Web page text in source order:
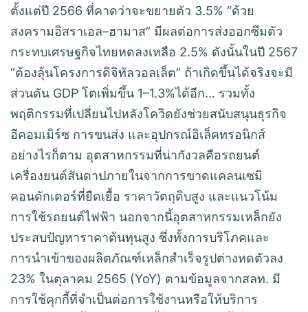
ตั้งแต่ปี 2566 ที่คาดว่าจะขยายตัว 3.5% “ด้วย
สงครามอิสราเอล–ฮามาส” มีผลต่อการส่งออกซึมตัว
กระทบเศรษฐกิจไทยหดลงเหลือ 2.5% ดังนั้นในปี 2567
“ต้องลุ้นโครงการดิจิทัลวอลเล็ต” ถ้าเกิดขึ้นได้จริงจะมี
ส่วนดัน GDP โตเพิ่มขึ้น 1–1.3%ได้อีก… รวมทั้ง
พฤติกรรมที่เปลี่ยนไปหลังโควิดยังช่วยสนับสนุนธุรกิจ
อีคอมเมิร์ซ การขนส่ง และอุปกรณ์อิเล็คทรอนิกส์
อย่างไรก็ตาม อุตสาหกรรมที่น่ากังวลคือรถยนต์
เครื่องยนต์สันดาปภายในจากการขาดแคลนเซมิ
คอนดักเตอร์ที่ยืดเยื้อ ราคาวัตถุดิบสูง และแนวโน้ม
การใช้รถยนต์ไฟฟ้า นอกจากนี้อุตสาหกรรมเหล็กยัง
ประสบปัญหาราคาต้นทุนสูง ซึ่งทั้งการบริโภคและ
การนำเข้าของผลิตภัณฑ์เหล็กสำเร็จรูปต่างหดตัวลง
23% ในตุลาคม 2565 (YoY) ตามข้อมูลจากสลท. มี
การใช้คุกกี้ที่จำเป็นต่อการใช้งานหรือให้บริการ